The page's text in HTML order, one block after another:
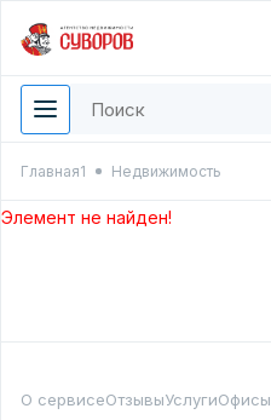
Главная1 Недвижимость
Элемент не найден!
О сервисеОтзывыУслугиОфисы
Введите цифры с картинки